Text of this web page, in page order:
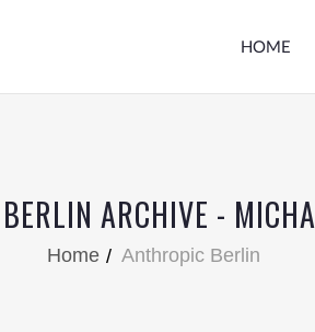
HOME
ARCHIVE -
Home Anthropic Berlin